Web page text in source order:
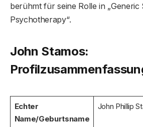
berühmt für seine Rolle in „Generic
Psychotherapy“.
John Stamos:
Echter
Name/Geburtsname
John Phillip